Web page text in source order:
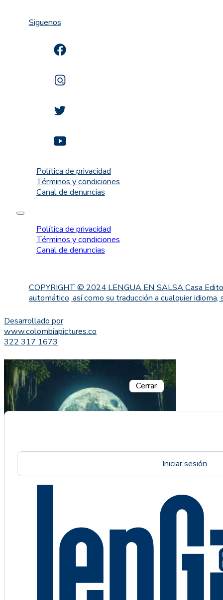
Siguenos
Política de privacidad
Términos y condiciones
Canal de denuncias
Política de privacidad
Términos y condiciones
Canal de denuncias
COPYRIGHT © 2024 LENGUA EN SALSA Casa
automático, así como su traducción a cualquier
Desarrollado por
www.colombiapictures.co
322 317 1673
Cerrar
Iniciar sesión